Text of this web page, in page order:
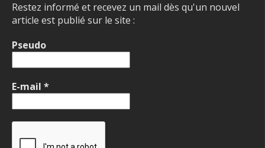
Restez informé et recevez un mail dès qu'un nouvel
article est publié sur le site :
Pseudo
E-mail *